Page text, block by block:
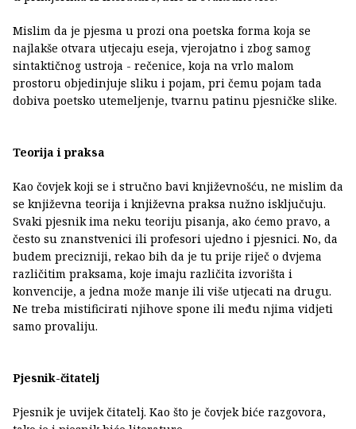
Mislim da je pjesma u prozi ona poetska forma koja se
najlakše otvara utjecaju eseja, vjerojatno i zbog samog
sintaktičnog ustroja - rečenice, koja na vrlo malom
prostoru objedinjuje sliku i pojam, pri čemu pojam tada
dobiva poetsko utemeljenje, tvarnu patinu pjesničke slike.
Teorija i praksa
Kao čovjek koji se i stručno bavi književnošću, ne mislim da
se književna teorija i književna praksa nužno isključuju.
Svaki pjesnik ima neku teoriju pisanja, ako ćemo pravo, a
često su znanstvenici ili profesori ujedno i pjesnici. No, da
budem precizniji, rekao bih da je tu prije riječ o dvjema
različitim praksama, koje imaju različita izvorišta i
konvencije, a jedna može manje ili više utjecati na drugu.
Ne treba mistificirati njihove spone ili među njima vidjeti
samo provaliju.
Pjesnik-čitatelj
Pjesnik je uvijek čitatelj. Kao što je čovjek biće razgovora,